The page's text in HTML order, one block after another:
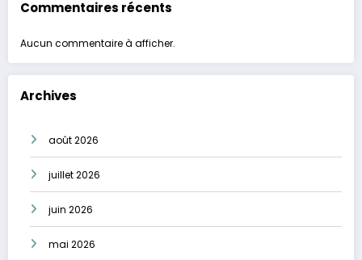
Commentaires récents
Aucun commentaire à afficher.
Archives
août 2026
juillet 2026
juin 2026
mai 2026